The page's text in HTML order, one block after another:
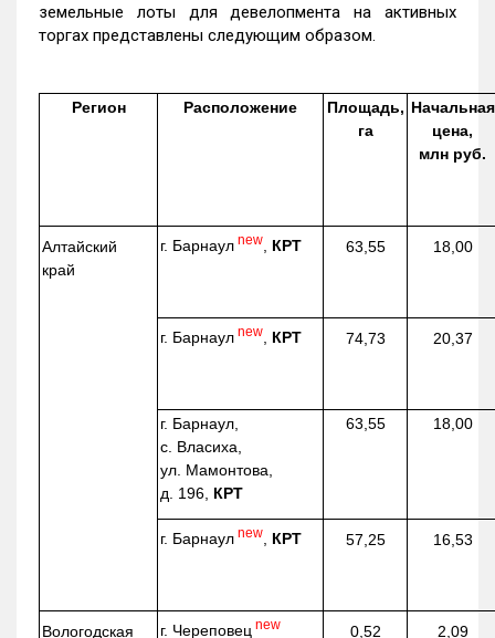
земельные лоты для девелопмента на активных
торгах представлены следующим образом.
Регион Расположение
Площадь,
га
Начальная
цена,
млн руб.
Алтайский
край
г. Барнаул new, КРТ 63,55 18,00
г. Барнаул new, КРТ 74,73 20,37
г. Барнаул,
с. Власиха,
ул. Мамонтова,
д. 196, КРТ
63,55 18,00
г. Барнаул new, КРТ 57,25 16,53
Вологодская г. Череповец new 0,52 2,09